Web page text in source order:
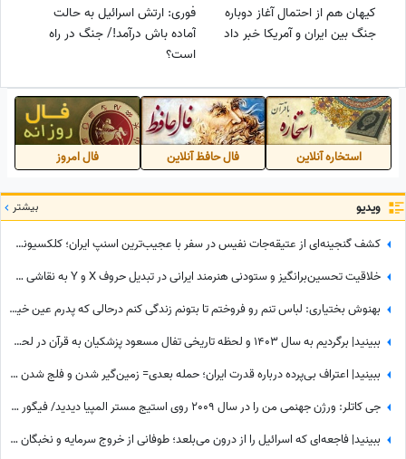
کیهان هم از احتمال آغاز دوباره
جنگ بین ایران و آمریکا خبر داد
فوری: ارتش اسرائیل به حالت
آماده باش درآمد!/ جنگ در راه
است؟
استخاره آنلاین فال حافظ آنلاین فال امروز
ویدیو بیشتر
کشف گنجینه‌ای از عتیقه‌جات نفیس در سفر با عجیب‌ترین اسنپ ایران؛ کلکسیونی که همه را شگفت‌زده کرد
خلاقیت تحسین‌برانگیز و ستودنی هنرمند ایرانی در تبدیل حروف X و Y به نقاشی چهره «پروفسور مریم میرزاخانی» حماسه ساز شد/روحش شاد و یادش گرامی
بهنوش بختیاری: لباس تنم رو فروختم تا بتونم زندگی کنم درحالی که پدرم عین خیالش هم نبود! دل علیخانی رسما کباب شد
ببینید| برگردیم به سال 1403 و لحظه تاریخی تفال مسعود پزشکیان به قرآن در لحظه ورود به ریاست جمهوری؛ نمایش آیات در حضور مخبر و پدر داماد رهبر شهید انقلاب
ببینید| اعتراف بی‌پرده درباره قدرت ایران؛ حمله بعدی= زمین‌گیر شدن و فلج شدن ما!
جی کاتلر: ورژن جهنمی من را در سال 2009 روی استیج مستر المپیا دیدید/ فیگور چهارسرپای من تکرارنشدنی است +فیلم
ببینید| فاجعه‌ای که اسرائیل را از درون می‌بلعد؛ طوفانی از خروج سرمایه و نخبگان که نتانیاهو را به خاک سیاه نشاند!